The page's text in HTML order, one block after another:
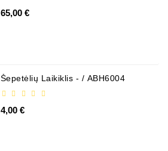
65,00 €
Šepetėlių Laikiklis - / ABH6004
4,00 €